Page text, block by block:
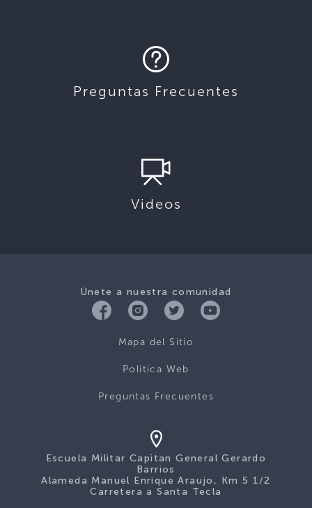
Preguntas Frecuentes
Videos
Únete a nuestra comunidad
Mapa del Sitio
Politica Web
Preguntas Frecuentes
Escuela Militar Capitan General Gerardo
Barrios
Alameda Manuel Enrique Araujo, Km 5 1/2
Carretera a Santa Tecla